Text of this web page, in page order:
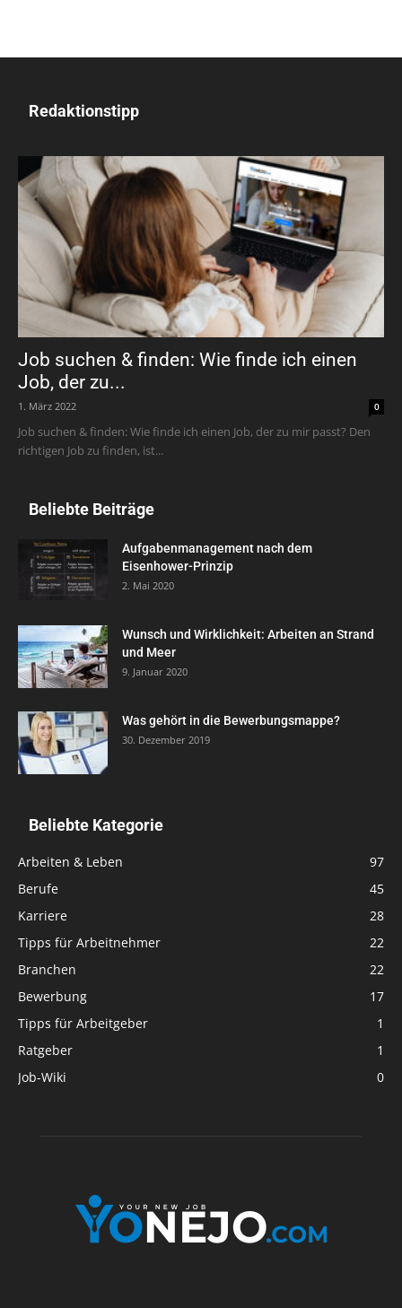
Redaktionstipp
Job suchen & finden: Wie finde ich einen
Job, der zu...
1. März 2022 0
Job suchen & finden: Wie finde ich einen Job, der zu mir passt? Den
richtigen Job zu finden, ist...
Beliebte Beiträge
Aufgabenmanagement nach dem
Eisenhower-Prinzip
2. Mai 2020
Wunsch und Wirklichkeit: Arbeiten an Strand
und Meer
9. Januar 2020
Was gehört in die Bewerbungsmappe?
30. Dezember 2019
Beliebte Kategorie
Arbeiten & Leben
97
Berufe
45
Karriere
28
Tipps für Arbeitnehmer
22
Branchen
22
Bewerbung
17
Tipps für Arbeitgeber
1
Ratgeber
1
Job-Wiki
0